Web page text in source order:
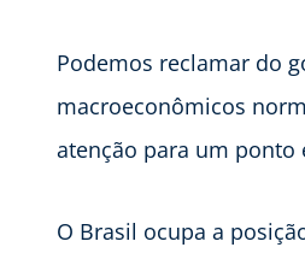
Podemos reclamar do
macroeconômicos
atenção para um ponto
O Brasil ocupa a